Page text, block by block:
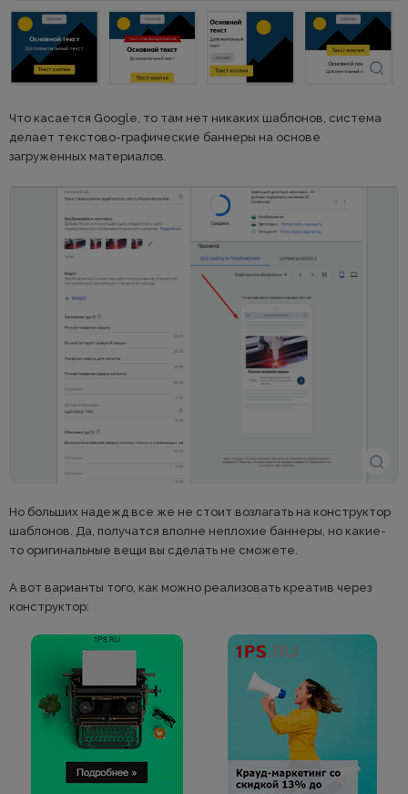
Что касается Google, то там нет никаких шаблонов, система
делает текстово-графические баннеры на основе
загруженных материалов.
Но больших надежд все же не стоит возлагать на конструктор
шаблонов. Да, получатся вполне неплохие баннеры, но какие-
то оригинальные вещи вы сделать не сможете.
А вот варианты того, как можно реализовать креатив через
конструктор: